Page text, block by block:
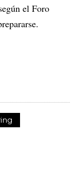
el Foro